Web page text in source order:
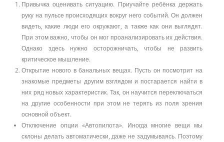
Привычка оценивать ситуацию. Приучайте ребёнка держать
руку на пульсе происходящих вокруг него событий. Он должен
видеть, какие люди его окружают, а также как они выглядят.
При этом важно, чтобы он мог проанализировать их действия.
Однако здесь нужно осторожничать, чтобы не развить
критическое мышление.
Открытие нового в банальных вещах. Пусть он посмотрит на
знакомые предметы другим взглядом и постарается найти в
них ряд новых характеристик. Так, он научится переключаться
на другие особенности при этом не терять из поля зрения
основной объект.
Отключение опции «Автопилота». Иногда многие вещи мы
склоны делать автоматически, даже не задумываясь. Поэтому